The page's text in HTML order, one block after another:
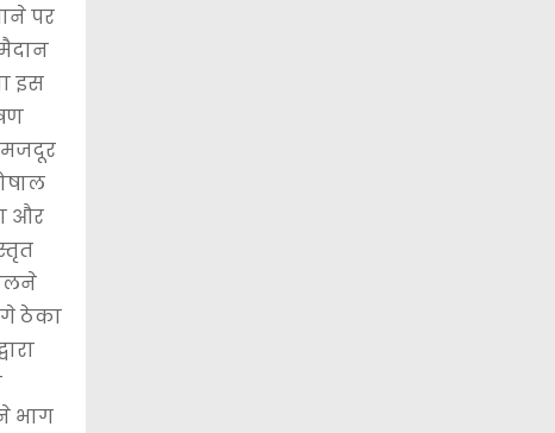
पर
इस
मजदूर
और
ठेका
भाग